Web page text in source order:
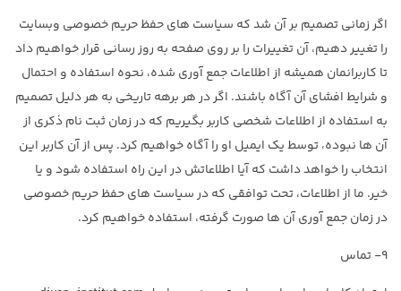
اگر زمانی تصمیم بر آن شد که سیاست های حفظ حریم خصوصی وبسایت
را تغییر دهیم، آن تغییرات را بر روی صفحه به روز رسانی قرار خواهیم داد
تا کاربرانمان همیشه از اطلاعات جمع آوری شده، نحوه استفاده و احتمال
و شرایط افشای آن آگاه باشند. اگر در هر برهه تاریخی به هر دلیل تصمیم
به استفاده از اطلاعات شخصی کاربر بگیریم که در زمان ثبت نام ذکری از
آن ها نبوده، توسط یک ایمیل او را آگاه خواهیم کرد. پس از آن کاربر این
انتخاب را خواهد داشت که آیا اطلاعاتش در این راه استفاده شود و یا
خیر. ما از اطلاعات، تحت توافقی که در سیاست های حفظ حریم خصوصی
در زمان جمع آوری آن ها صورت گرفته، استفاده خواهیم کرد.
۹- تماس